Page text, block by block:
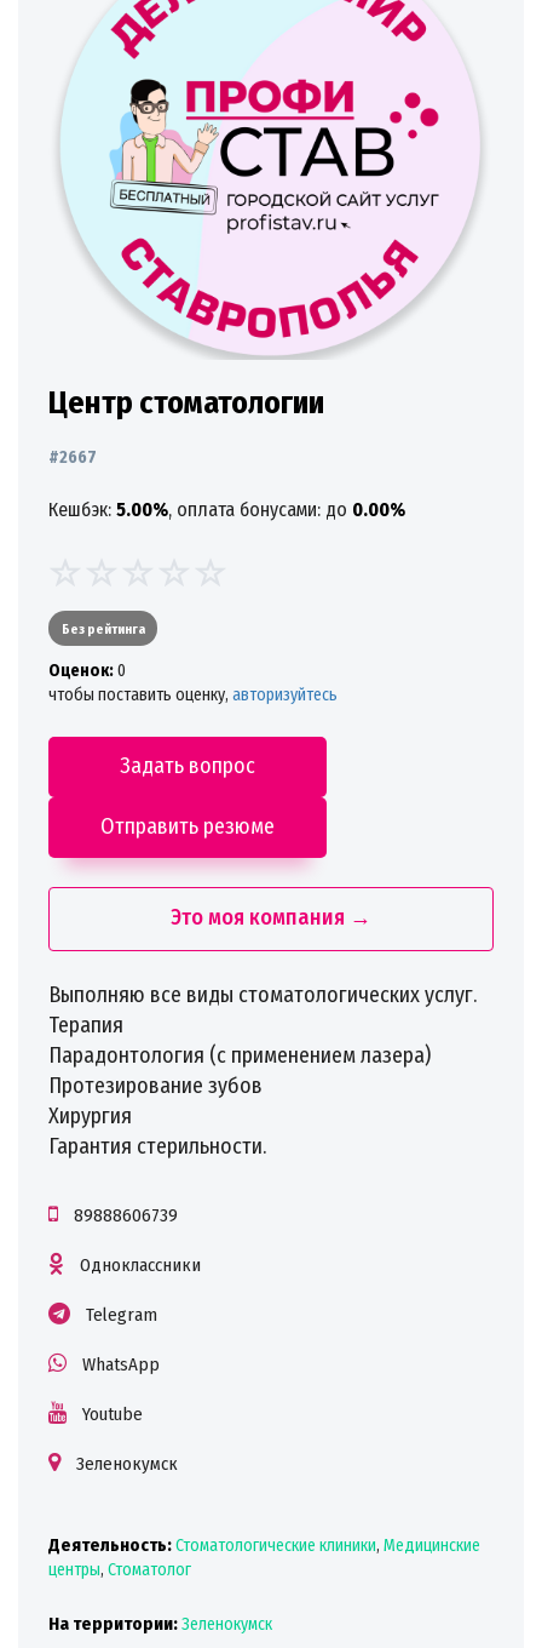
Центр стоматологии
#2667
Кешбэк: 5.00%, оплата бонусами: до 0.00%
Без рейтинга
Oценок:0
чтобы поставить оценку, авторизуйтесь
Задать вопрос
Отправить резюме
Это моя компания →
Выполняю все виды стоматологических услуг.
Терапия
Парадонтология (с применением лазера)
Протезирование зубов
Хирургия
Гарантия стерильности.
89888606739
Одноклассники
Telegram
WhatsApp
Youtube
Зеленокумск
Деятельность:Стоматологические клиники, Медицинские
центры, Стоматолог
На территории:Зеленокумск